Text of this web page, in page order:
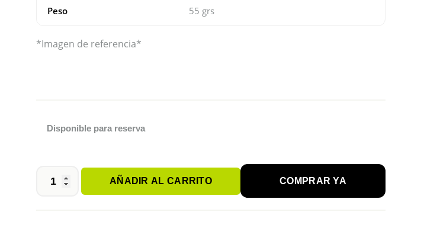
Peso 55 grs
*Imagen de referencia*
Disponible para reserva
BATERÍA
AÑADIR AL CARRITO COMPRAR YA